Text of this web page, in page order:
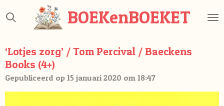
direct
de
hoofdinhoud
BOEKenBOEKET
‘Lotjes zorg’ / Tom Percival / Baeckens
Books (4+)
Gepubliceerd op 15 januari 2020 om 18:47